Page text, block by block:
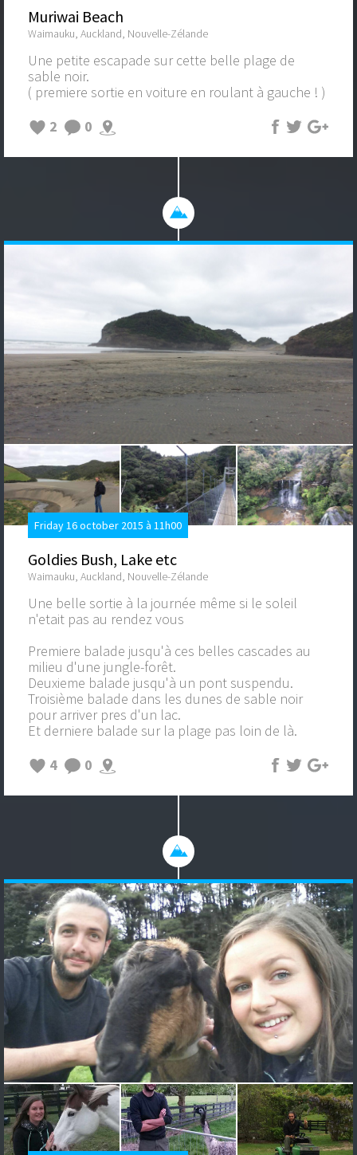
Muriwai Beach
Waimauku, Auckland, Nouvelle-Zélande
Une petite escapade sur cette belle plage de
sable noir.
( premiere sortie en voiture en roulant à gauche ! )
2
0
Friday 16 october 2015 à 11h00
Goldies Bush, Lake etc
Waimauku, Auckland, Nouvelle-Zélande
Une belle sortie à la journée même si le soleil
n'etait pas au rendez vous
Premiere balade jusqu'à ces belles cascades au
milieu d'une jungle-forêt.
Deuxieme balade jusqu'à un pont suspendu.
Troisième balade dans les dunes de sable noir
pour arriver pres d'un lac.
Et derniere balade sur la plage pas loin de là.
4
0